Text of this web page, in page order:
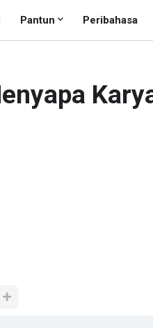
Pantun Peribahasa